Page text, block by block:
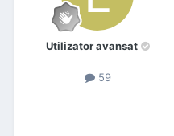
Utilizator avansat
59